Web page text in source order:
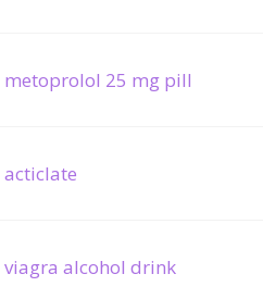
metoprolol 25 mg pill
acticlate
viagra alcohol drink